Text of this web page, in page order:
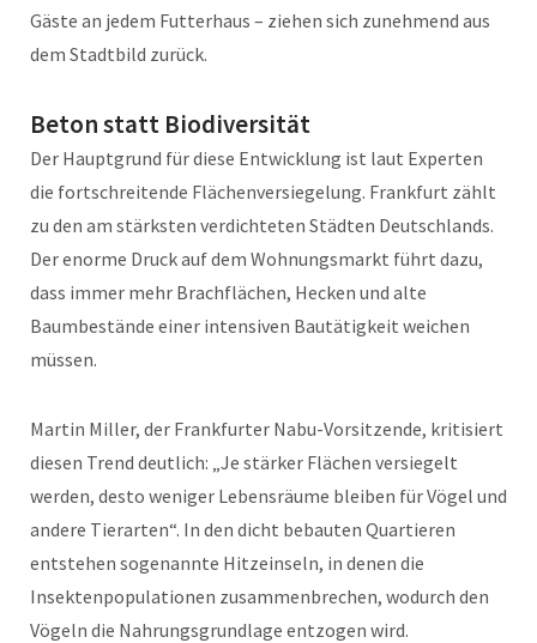
Gäste an jedem Futterhaus – ziehen sich zunehmend aus
dem Stadtbild zurück.
Beton statt Biodiversität
Der Hauptgrund für diese Entwicklung ist laut Experten
die fortschreitende Flächenversiegelung. Frankfurt zählt
zu den am stärksten verdichteten Städten Deutschlands.
Der enorme Druck auf dem Wohnungsmarkt führt dazu,
dass immer mehr Brachflächen, Hecken und alte
Baumbestände einer intensiven Bautätigkeit weichen
müssen.
Martin Miller, der Frankfurter Nabu-Vorsitzende, kritisiert
diesen Trend deutlich: „Je stärker Flächen versiegelt
werden, desto weniger Lebensräume bleiben für Vögel und
andere Tierarten“. In den dicht bebauten Quartieren
entstehen sogenannte Hitzeinseln, in denen die
Insektenpopulationen zusammenbrechen, wodurch den
Vögeln die Nahrungsgrundlage entzogen wird.